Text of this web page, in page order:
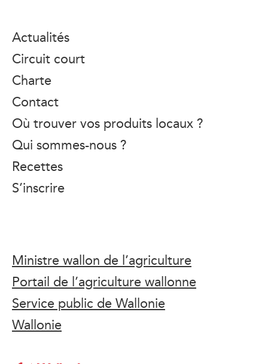
Actualités
Circuit court
Charte
Contact
Où trouver vos produits locaux ?
Qui sommes-nous ?
Recettes
S’inscrire
Ministre wallon de l’agriculture
Portail de l’agriculture wallonne
Service public de Wallonie
Wallonie